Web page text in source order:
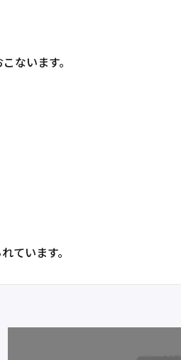
ないます。
ています。